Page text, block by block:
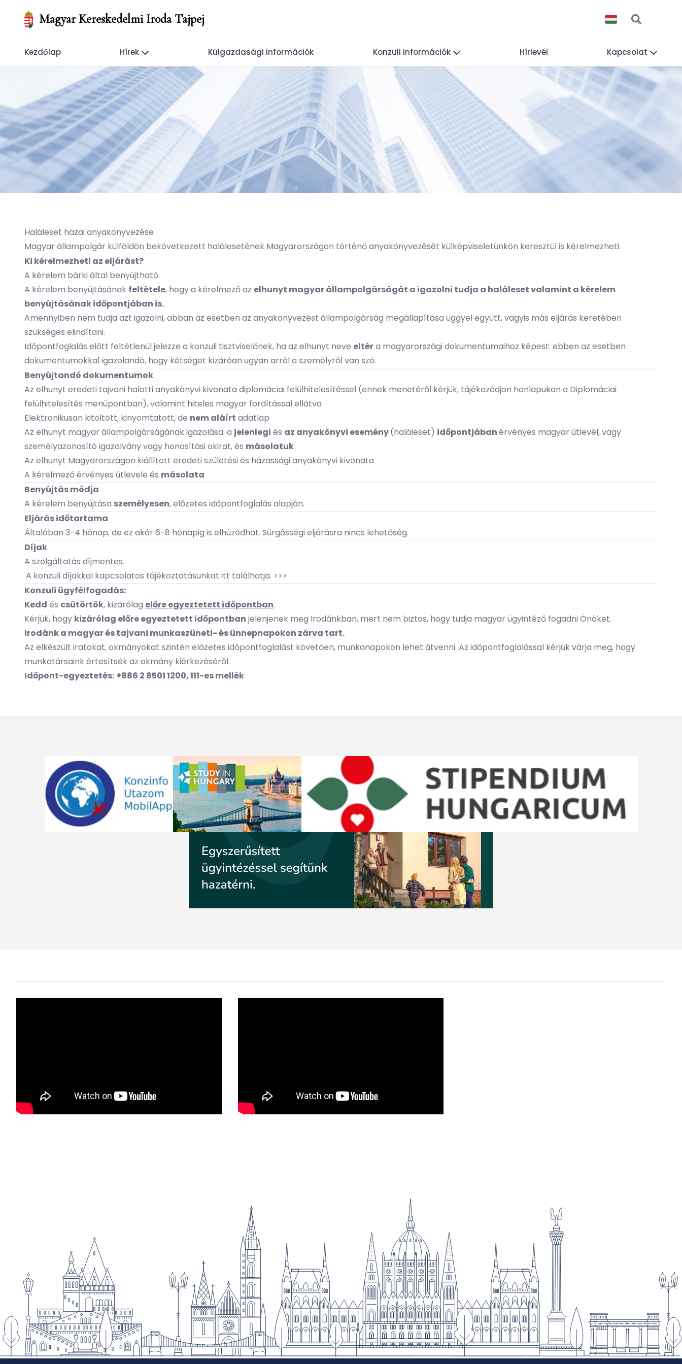
Magyar Kereskedelmi Iroda Tajpej
Kezdőlap Hírek Külgazdasági információk Konzuli információk Hírlevél Kapcsolat
Haláleset hazai anyakönyvezése
Magyar állampolgár külföldön bekövetkezett halálesetének Magyarországon történő anyakönyvezését külképviseletünkön keresztül is kérelmezheti.
Ki kérelmezheti az eljárást?
A kérelem bárki által benyújtható.
A kérelem benyújtásának feltétele, hogy a kérelmező az elhunyt magyar állampolgárságát a igazolni tudja a haláleset valamint a kérelem
benyújtásának időpontjában is.
Amennyiben nem tudja azt igazolni, abban az esetben az anyakönyvezést állampolgárság megállapítása üggyel együtt, vagyis más eljárás keretében
szükséges elindítani.
Időpontfoglalás előtt feltétlenül jelezze a konzuli tisztviselőnek, ha az elhunyt neve eltéra magyarországi dokumentumaihoz képest: ebben az esetben
dokumentumokkal igazolandó, hogy kétséget kizáróan ugyan arról a személyről van szó.
Benyújtandó dokumentumok
Az elhunyt eredeti tajvani halotti anyakönyvi kivonata diplomáciai felülhitelesítéssel (ennek menetéről kérjük, tájékozódjon honlapukon a Diplomáciai
felülhitelesítés menüpontban), valamint hiteles magyar fordítással ellátva
Elektronikusan kitöltött, kinyomtatott, de nem aláírt adatlap
Az elhunyt magyar állampolgárságának igazolása: a jelenlegi és az anyakönyvi esemény(haláleset) időpontjábanérvényes magyar útlevél, vagy
személyazonosító igazolvány vagy honosítási okirat, és másolatuk
Az elhunyt Magyarországon kiállított eredeti születési és házassági anyakönyvi kivonata
A kérelmező érvényes útlevele és másolata
Benyújtás módja
A kérelem benyújtása személyesen, előzetes időpontfoglalás alapján.
Eljárás időtartama
Általában 3-4 hónap, de ez akár 6-8 hónapig is elhúzódhat. Sürgősségi eljárásra nincs lehetőség.
Díjak
A szolgáltatás díjmentes.
A konzuli díjakkal kapcsolatos tájékoztatásunkat itt találhatja. >>>
Konzuli ügyfélfogadás:
Kedd és csütörtök, kizárólag előre egyeztetett időpontban.
Kérjük, hogy kizárólag előre egyeztetett időpontban jelenjenek meg Irodánkban, mert nem biztos, hogy tudja magyar ügyintéző fogadni Önöket.
Irodánk a magyar és tajvani munkaszüneti- és ünnepnapokon zárva tart.
Az elkészült iratokat, okmányokat szintén előzetes időpontfoglalást követően, munkanapokon lehet átvenni. Az időpontfoglalással kérjük várja meg, hogy
munkatársaink értesítsék az okmány kiérkezéséről.
Időpont-egyeztetés: +886 2 8501 1200, 111-es mellék